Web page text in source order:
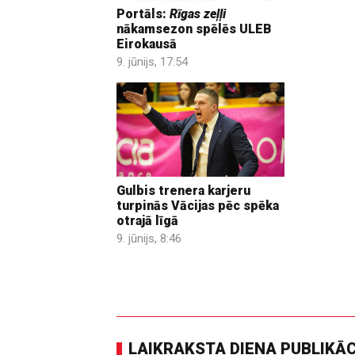
Portāls: Rīgas zeļļi
nākamsezon spēlēs ULEB
Eirokausā
9. jūnijs, 17:54
Gulbis trenera karjeru
turpinās Vācijas pēc spēka
otrajā līgā
9. jūnijs, 8:46
LAIKRAKSTA DIENA